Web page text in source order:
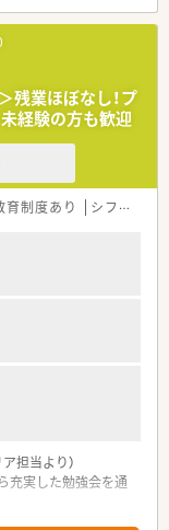
り即戦力となる経
ら業務に取り組め
に行動できる主体性
開を行っており無理
スタッフの気持ち
イベントも活発に
残業ほぼなし！プ
経験の方も歓迎
育制度あり シフト制
担当より）
充実した勉強会を通